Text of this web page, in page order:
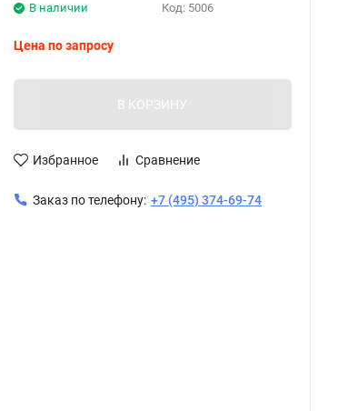
Код: 5006
В наличии
Цена по запросу
В КОРЗИНУ
Избранное Сравнение
Заказ по телефону: +7 (495) 374-69-74